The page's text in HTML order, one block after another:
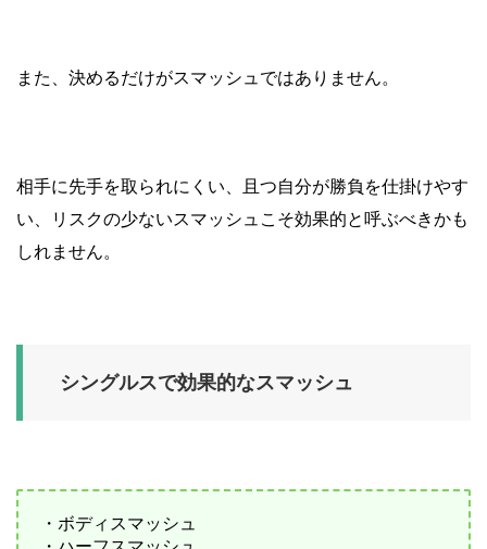
また、 決めるだけがスマッシュではありません。
相手に先手を取られにくい、且つ自分が勝負を仕掛けやす
い、リスクの少ないスマッシュこそ効果的と呼ぶべきかも
しれません。
シングルスで効果的なスマッシュ
・ボディスマッシュ